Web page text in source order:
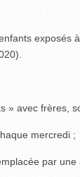
exposés
» avec frères,
mercredi ;
par